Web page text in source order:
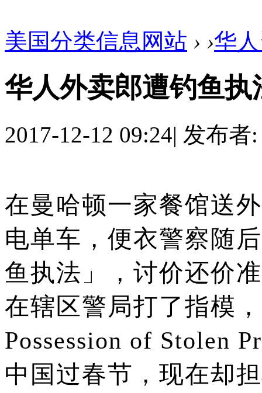
美国分类信息网站 › ›华
华人外卖郎遭钓鱼
2017-12-12 09:24| 发布者
在曼哈顿一家餐馆送
电单车，便衣警察随
鱼执法」，讨价还价
在辖区警局打了指模
Possession of Stolen
中国过春节，现在却